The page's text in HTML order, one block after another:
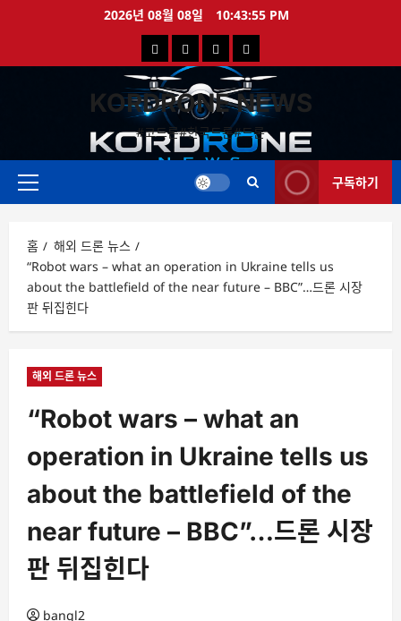
로
2026년 08월 08일 10:43:55 PM
국
내
드
론
뉴
해
외
드
론
뉴
드
영
상
드
론
특
가
KORDRONE NEWS
#코드론#한국드론#드론
주
구독하기
홈
해외 드론 뉴스
“Robot wars – what an operation in Ukraine tells us
about the battlefield of the near future – BBC”…드론 시장
판 뒤집힌다
해외 드론 뉴스
“Robot wars – what an
operation in Ukraine tells us
about the battlefield of the
near future – BBC”…드론 시장
판 뒤집힌다
bangl2